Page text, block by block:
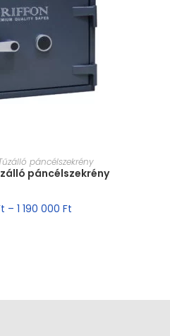
páncélszekrény
páncélszekrény
– 1 190 000 Ft